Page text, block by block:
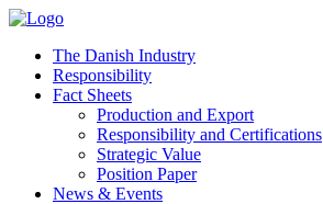
The Danish Industry
Responsibility
Fact Sheets
Production and Export
Responsibility and Certifications
Strategic Value
Position Paper
News & Events